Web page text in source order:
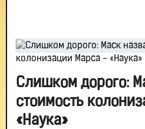
Слишком дорого:
стоимость
«Наука»